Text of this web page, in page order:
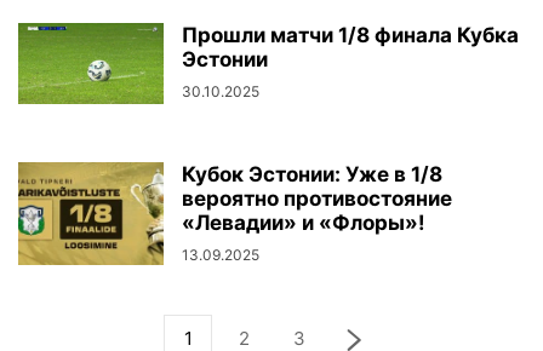
Прошли матчи 1/8 финала Кубка
Эстонии
30.10.2025
Кубок Эстонии: Уже в 1/8
вероятно противостояние
«Левадии» и «Флоры»!
13.09.2025
1 2 3